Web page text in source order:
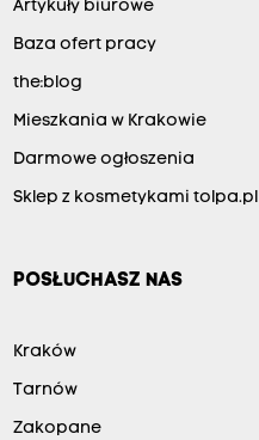
Artykuły biurowe
Baza ofert pracy
the:blog
Mieszkania w Krakowie
Darmowe ogłoszenia
Sklep z kosmetykami tolpa.pl
POSŁUCHASZ NAS
Kraków
Tarnów
Zakopane